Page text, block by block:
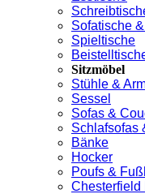
Sofatische
Spieltische
Sitzmöbel
Stühle &
Sessel
Sofas &
Schlafsofas
Bänke
Hocker
Poufs &
Chesterfield